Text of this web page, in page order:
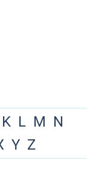
K L M N
Y Z